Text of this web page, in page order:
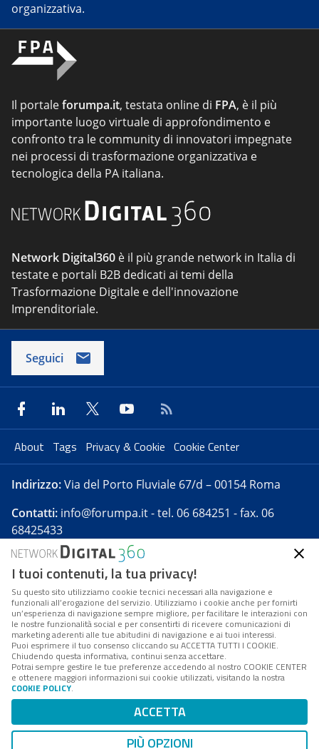
organizzativa.
Il portaleforumpa.it, testata online di FPA, è il più
importante luogo virtuale di approfondimento e
confronto tra le community di innovatori impegnate
nei processi di trasformazione organizzativa e
tecnologica della PA italiana.
Network Digital360 è il più grande network in Italia di
testate e portali B2B dedicati ai temi della
Trasformazione Digitale e dell'innovazione
Imprenditoriale.
Seguici
About Tags Privacy & Cookie Cookie Center
Indirizzo:Via del Porto Fluviale 67/d – 00154 Roma
Contatti: info@forumpa.it- tel. 06 684251 - fax. 06
68425433
Forumpa.itè una pubblicazione telematica iscritta
presso Registro della stampa del Tribunale di Roma -
Reg. n. 182 del 2 maggio 2008 - Direttore resp. Michela
Stentella
FPA s.r.l. è società soggetta a Direzione e
Coordinamento da parte di Digital360 S.p.A. - FPA s.r.l.
è un'azienda certificata per il sistema di management
Codice Fiscale/Partita IVA n. 10693191008 - R.E.A. Roma
n. 1249791. ISP AWS
Mappa del sito
I tuoi contenuti, la tua privacy!
Su questo sito utilizziamo cookie tecnici necessari alla navigazione e
funzionali all’erogazione del servizio. Utilizziamo i cookie anche per fornirti
un’esperienza di navigazione sempre migliore, per facilitare le interazioni con
le nostre funzionalità social e per consentirti di ricevere comunicazioni di
marketing aderenti alle tue abitudini di navigazione e ai tuoi interessi.
Puoi esprimere il tuo consenso cliccando su ACCETTA TUTTI I COOKIE.
Chiudendo questa informativa, continui senza accettare.
Potrai sempre gestire le tue preferenze accedendo al nostro COOKIE CENTER
e ottenere maggiori informazioni sui cookie utilizzati, visitando la nostra
COOKIE POLICY.
ACCETTA
PIÙ OPZIONI